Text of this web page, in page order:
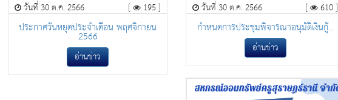
วันที่ 30 ต.ค. 2566 [ 195 ]
ประกาศวันหยุดประจำเดือน พฤศจิกายน
2566
อ่านข่าว
วันที่ 30 ต.ค. 2566 [ 610 ]
กำหนดการประชุมพิจารณาอนุมัติเงินกู้...
อ่านข่าว